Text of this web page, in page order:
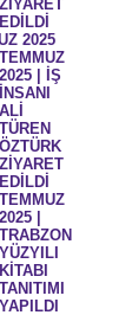
ZİYARET
EDİLDİ
2025
TEMMUZ
2025 | İŞ
İNSANI
ALİ
TÜREN
ÖZTÜRK
ZİYARET
EDİLDİ
TEMMUZ
2025 |
TRABZON
YÜZYILI
KİTABI
TANITIMI
YAPILDI